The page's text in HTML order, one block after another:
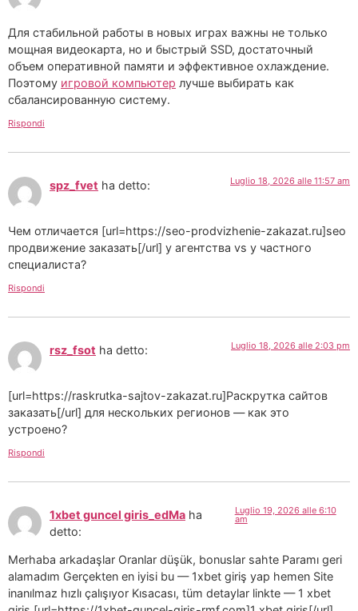
Для стабильной работы в новых играх важны не только
мощная видеокарта, но и быстрый SSD, достаточный
объем оперативной памяти и эффективное охлаждение.
Поэтому игровой компьютер лучше выбирать как
сбалансированную систему.
Rispondi
spz_fvet ha detto: Luglio 18, 2026 alle 11:57 am
Чем отличается [url=https://seo-prodvizhenie-zakazat.ru]seo
продвижение заказать[/url] у агентства vs у частного
специалиста?
Rispondi
rsz_fsot ha detto: Luglio 18, 2026 alle 2:03 pm
[url=https://raskrutka-sajtov-zakazat.ru]Раскрутка сайтов
заказать[/url] для нескольких регионов — как это
устроено?
Rispondi
1xbet guncel giris_edMa ha
detto:
Luglio 19, 2026 alle 6:10
am
Merhaba arkadaşlar Oranlar düşük, bonuslar sahte Paramı geri
alamadım Gerçekten en iyisi bu — 1xbet giriş yap hemen Site
inanılmaz hızlı çalışıyor Kısacası, tüm detaylar linkte — 1 xbet